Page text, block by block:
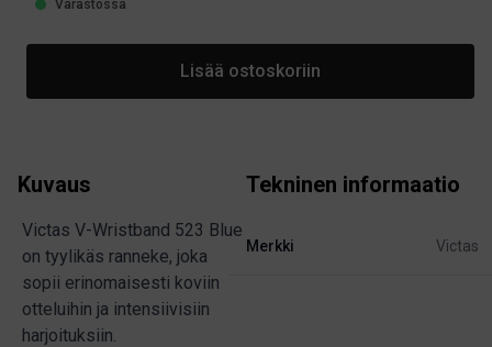
Varastossa
Lisää ostoskoriin
Kuvaus
Victas V-Wristband 523 Blue
on tyylikäs ranneke, joka
sopii erinomaisesti koviin
otteluihin ja intensiivisiin
harjoituksiin.
Tekninen informaatio
Merkki Victas